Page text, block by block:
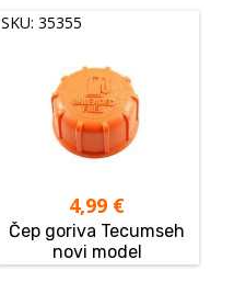
SKU: 35355
4,99 €
Čep goriva Tecumseh
novi model